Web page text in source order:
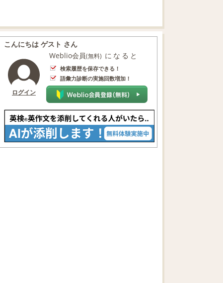
こんにちは ゲスト さん
ログイン
Weblio会員(無料) になると
検索履歴を保存できる！
語彙力診断の実施回数増加！